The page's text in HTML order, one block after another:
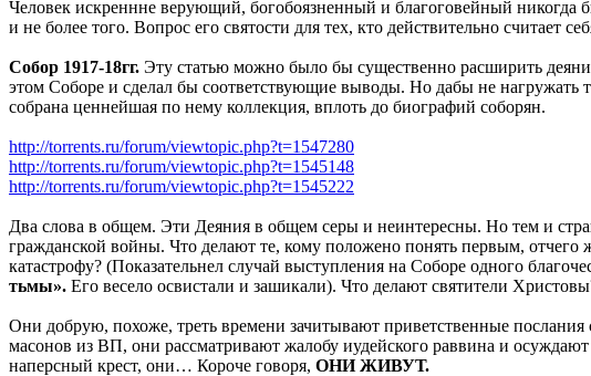
Человек искреннне верующий, богобоязненный и благоговейный никогда
и не более того. Вопрос его святости для тех, кто действительно считает
Собор 1917-18гг. Эту статью можно было бы существенно расширить
этом Соборе и сделал бы соответствующие выводы. Но дабы не нагружать
собрана ценнейшая по нему коллекция, вплоть до биографий соборян.
http://torrents.ru/forum/viewtopic.php?t=1547280
http://torrents.ru/forum/viewtopic.php?t=1545148
http://torrents.ru/forum/viewtopic.php?t=1545222
Два слова в общем. Эти Деяния в общем серы и неинтересны. Но тем и
гражданской войны. Что делают те, кому положено понять первым, отчего
катастрофу? (Показательнел случай выступления на Соборе одного
тьмы». Его весело освистали и зашикали). Что делают святители
Они добрую, похоже, треть времени зачитывают приветственные
масонов из ВП, они рассматривают жалобу иудейского раввина и
наперсный крест, они… Короче говоря, ОНИ ЖИВУТ.